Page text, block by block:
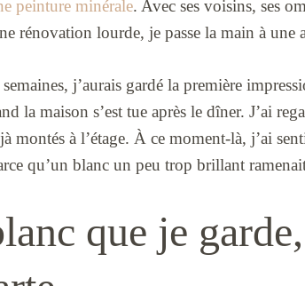
peinture minérale. Avec ses voisins, ses
rénovation lourde, je passe la main à une
semaines, j’aurais gardé la première
la maison s’est tue après le dîner. J’ai
montés à l’étage. À ce moment-là, j’ai
qu’un blanc un peu trop brillant
que je